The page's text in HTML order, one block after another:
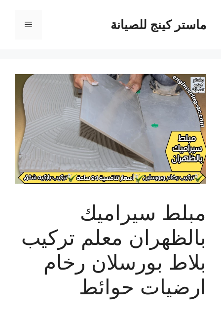
المحتوىماستر كينج للصيانة القائمة
مبلط سيراميك
بالظهران معلم تركيب
بلاط بورسلان رخام
ارضيات حوائط